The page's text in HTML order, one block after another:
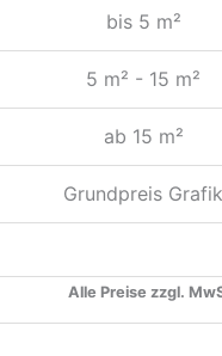
bis 5 m²
5 m² - 15 m²
ab 15 m²
Grundpreis Grafik
Alle Preise zzgl.